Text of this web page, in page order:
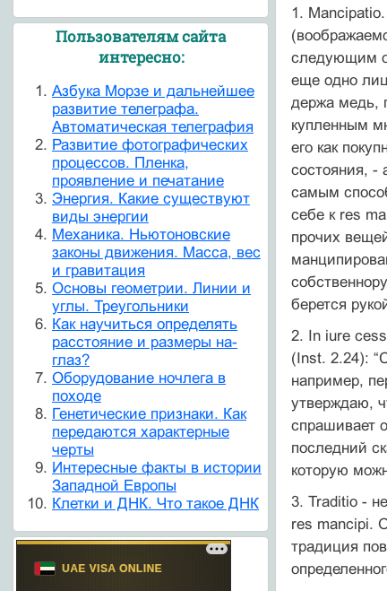
1.
следующим
еще одно
держа медь,
купленным
его как
состояния, -
самым
себе к res
прочих
берется
2. In iure
(Inst. 2.24):
например,
утверждаю,
спрашивает
последний
которую
3. Traditio -
res mancipi.
традиция
Пользователям сайта
интересно:
Азбука Морзе и дальнейшее
развитие телеграфа.
Автоматическая телеграфия
Развитие фотографических
процессов. Пленка,
проявление и печатание
Энергия. Какие существуют
виды энергии
Механика. Ньютоновские
законы движения. Масса, вес
и гравитация
Основы геометрии. Линии и
углы. Треугольники
Как научиться определять
расстояние и размеры на-
глаз?
Оборудование ночлега в
походе
Генетические признаки. Как
передаются характерные
черты
Интересные факты в истории
Западной Европы
Клетки и ДНК. Что такое ДНК